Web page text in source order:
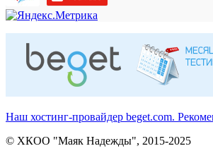
Наш хостинг-провайдер beget.com.
© ХКОО "Маяк Надежды", 2015-2025